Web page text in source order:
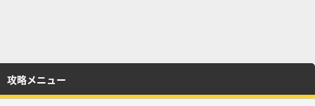
攻略メニュー